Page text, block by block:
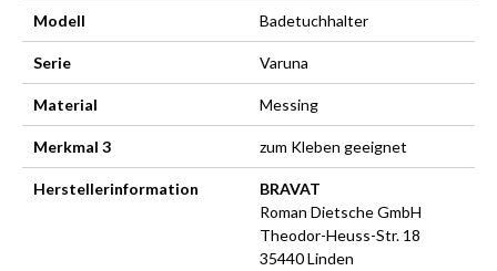
Modell Badetuchhalter
Serie Varuna
Material Messing
Merkmal 3 zum Kleben geeignet
Herstellerinformation
BRAVAT
Roman Dietsche GmbH
Theodor-Heuss-Str. 18
35440 Linden